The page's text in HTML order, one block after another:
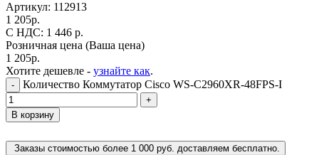
Артикул: 112913
1 205р.
C НДС: 1 446 р.
Розничная цена (Ваша цена)
1 205р.
Хотите дешевле - узнайте как.
- Количество Коммутатор Cisco WS-C2960XR-48FPS-I
+
В корзину
Заказы стоимостью более 1 000 руб. доставляем бесплатно.